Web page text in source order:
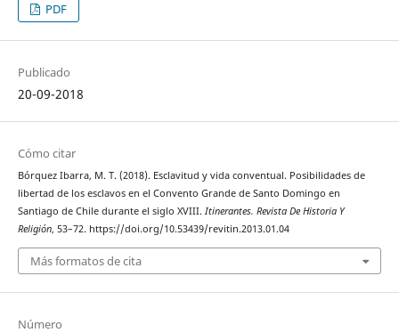
PDF
Publicado
20-09-2018
Cómo citar
Bórquez Ibarra, M. T. (2018). Esclavitud y vida conventual. Posibilidades de
libertad de los esclavos en el Convento Grande de Santo Domingo en
Santiago de Chile durante el siglo XVIII. Itinerantes. Revista De Historia Y
Religión, 53–72. https://doi.org/10.53439/revitin.2013.01.04
Más formatos de cita
Número